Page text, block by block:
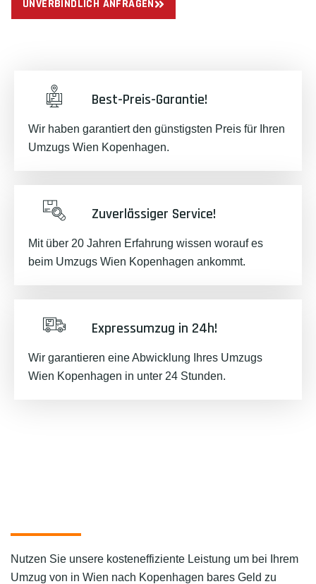
UNVERBINDLICH ANFRAGEN
Best-Preis-Garantie!
Wir haben garantiert den günstigsten Preis für Ihren
Umzugs Wien Kopenhagen.
Zuverlässiger Service!
Mit über 20 Jahren Erfahrung wissen worauf es
beim Umzugs Wien Kopenhagen ankommt.
Expressumzug in 24h!
Wir garantieren eine Abwicklung Ihres Umzugs
Wien Kopenhagen in unter 24 Stunden.
Nutzen Sie unsere kosteneffiziente Leistung um bei Ihrem
Umzug von in Wien nach Kopenhagen bares Geld zu